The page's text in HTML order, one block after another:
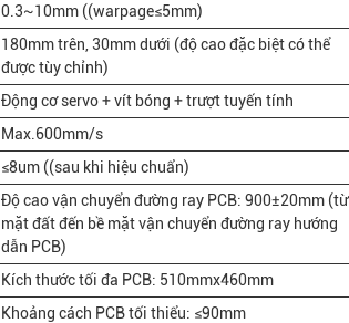
0.3~10mm ((warpage≤5mm)
180mm trên, 30mm dưới (độ cao đặc biệt có thể
được tùy chỉnh)
Động cơ servo + vít bóng + trượt tuyến tính
Max.600mm/s
≤8um ((sau khi hiệu chuẩn)
Độ cao vận chuyển đường ray PCB: 900±20mm (từ
mặt đất đến bề mặt vận chuyển đường ray hướng
dẫn PCB)
Kích thước tối đa PCB: 510mmx460mm
Khoảng cách PCB tối thiểu: ≤90mm